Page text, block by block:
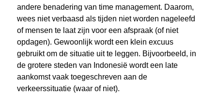
andere benadering van time management. Daarom,
wees niet verbaasd als tijden niet worden nageleefd
of mensen te laat zijn voor een afspraak (of niet
opdagen). Gewoonlijk wordt een klein excuus
gebruikt om de situatie uit te leggen. Bijvoorbeeld, in
de grotere steden van Indonesië wordt een late
aankomst vaak toegeschreven aan de
verkeerssituatie (waar of niet).